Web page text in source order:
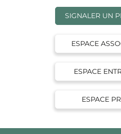
SIGNALER UN
ESPACE
ESPACE
ESPACE